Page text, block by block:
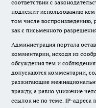
соответствии с
подлежит использованию
том числе воспроизведению,
как с письменного
Администрация портала
комментарии, исходя из
обсуждения тем и
допускаются комментарии,
разжигающие
вражду, а равно унижение
ссылок не по теме. IP-адреса